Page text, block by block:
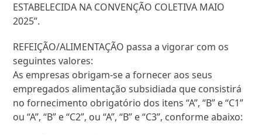
ESTABELECIDA NA CONVENÇÃO COLETIVA MAIO
2025”.
REFEIÇÃO/ALIMENTAÇÃO passa a vigorar com os
seguintes valores:
As empresas obrigam-se a fornecer aos seus
empregados alimentação subsidiada que consistirá
no fornecimento obrigatório dos itens “A”, “B” e “C1”
ou “A”, “B” e “C2”, ou “A”, “B” e “C3”, conforme abaixo: